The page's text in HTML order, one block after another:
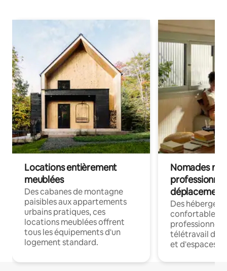
Locations entièrement
meublées
Des cabanes de montagne
paisibles aux appartements
urbains pratiques, ces
locations meublées offrent
tous les équipements d'un
logement standard.
Nomades
déplacement
Des
confortables
professionnels
télétravail
et d'espaces